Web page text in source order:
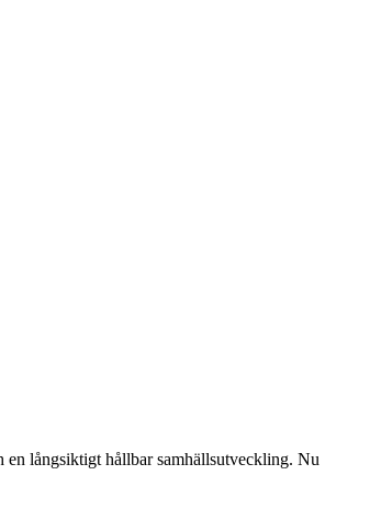
en långsiktigt hållbar samhällsutveckling. Nu